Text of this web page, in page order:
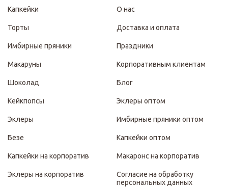
Капкейки
Торты
Имбирные пряники
Макаруны
Шоколад
Кейкпопсы
Эклеры
Безе
Капкейки на корпоратив
Эклеры на корпоратив
О нас
Доставка и оплата
Праздники
Корпоративным клиентам
Блог
Эклеры оптом
Имбирные пряники оптом
Капкейки оптом
Макаронс на корпоратив
Согласие на обработку
персональных данных